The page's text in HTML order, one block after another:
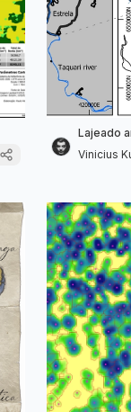
Lajeado
Vinicius